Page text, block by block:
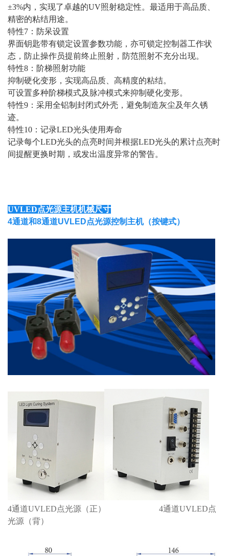
±3%内，实现了卓越的UV照射稳定性。最适用于高品质、
精密的粘结用途。
特性7：防呆设置
界面钥匙带有锁定设置参数功能，亦可锁定控制器工作状
态，防止操作员提前终止照射，防范照射不充分出现。
特性8：阶梯照射功能
抑制硬化变形，实现高品质、高精度的粘结。
可设置多种阶梯模式及脉冲模式来抑制硬化变形。
特性9：采用全铝制封闭式外壳，避免制造灰尘及年久锈
迹。
特性10：记录LED光头使用寿命
记录每个LED光头的点亮时间并根据LED光头的累计点亮时
间提醒更换时期，或发出温度异常的警告。
UVLED点光源主机机械尺寸
4通道和8通道UVLED点光源控制主机（按键式）
4通道UVLED点光源（正） 4通道UVLED点
光源（背）